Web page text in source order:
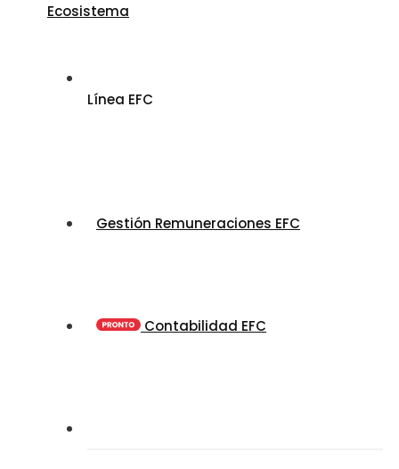
Ecosistema
Línea EFC
Gestión Remuneraciones EFC
Contabilidad EFC